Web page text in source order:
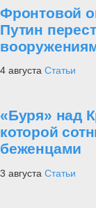
Фронтовой
Путин
4 августа Статьи
«Буря» над
которой
беженцами
3 августа Статьи